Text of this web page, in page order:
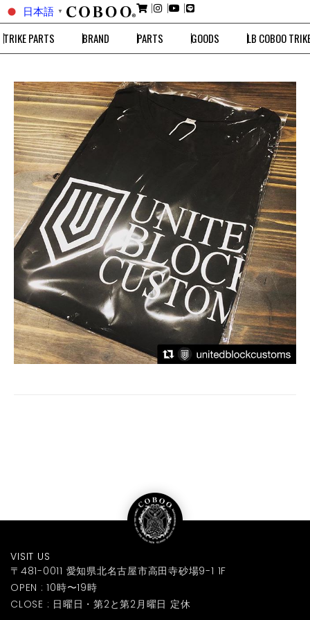
日本語 ▼
TRIKE PARTS BRAND PARTS GOODS LB COBOO
VISIT US
〒481-0011 愛知県北名古屋市高田寺砂場9-1 1F
OPEN : 10時〜19時
CLOSE : 日曜日・第2と第2月曜日 定休